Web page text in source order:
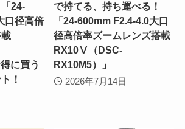
24-
口径高倍
に買う
！
で持てる、持ち運べる！
「24-600mm F2.4-4.0大口
径高倍率ズームレンズ搭載
RX10Ⅴ（DSC-
RX10M5）」
2026年7月14日